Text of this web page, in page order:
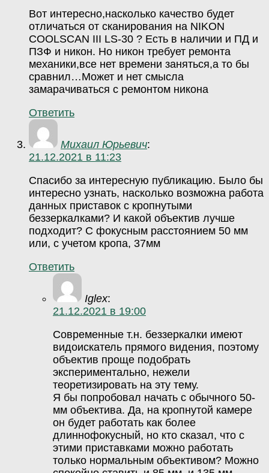
Вот интересно,насколько качество будет
отличаться от сканирования на NIKON
COOLSCAN III LS-30 ? Есть в наличии и ПД и
ПЗФ и никон. Но никон требует ремонта
механики,все нет времени заняться,а то бы
сравнил…Может и нет смысла
замарачиваться с ремонтом никона
Ответить
Михаил Юрьевич:
21.12.2021 в 11:23
Спасибо за интересную публикацию. Было бы
интересно узнать, насколько возможна работа
данных приставок с кропнутыми
беззеркалками? И какой объектив лучше
подходит? С фокусным расстоянием 50 мм
или, с учетом кропа, 37мм
Ответить
Iglex:
21.12.2021 в 19:00
Современные т.н. беззеркалки имеют
видоискатель прямого видения, поэтому
объектив проще подобрать
экспериментально, нежели
теоретизировать на эту тему.
Я бы попробовал начать с обычного 50-
мм объектива. Да, на кропнутой камере
он будет работать как более
длиннофокусный, но кто сказал, что с
этими приставками можно работать
только нормальным объективом? Можно